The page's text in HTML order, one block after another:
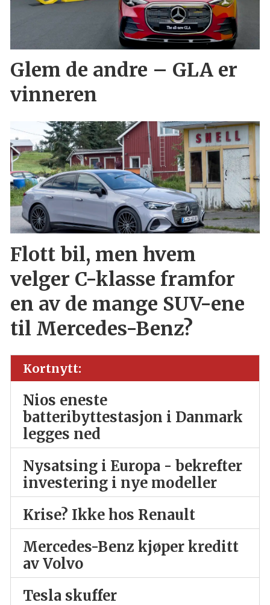
Glem de andre – GLA er
vinneren
Flott bil, men hvem
velger C-klasse framfor
en av de mange SUV-ene
til Mercedes-Benz?
Kortnytt:
Nios eneste
batteribyttestasjon i Danmark
legges ned
Nysatsing i Europa - bekrefter
investering i nye modeller
Krise? Ikke hos Renault
Mercedes-Benz kjøper kreditt
av Volvo
Tesla skuffer